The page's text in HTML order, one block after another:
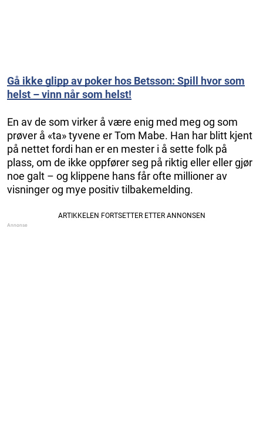
Gå ikke glipp av poker hos Betsson: Spill hvor som
helst – vinn når som helst!
En av de som virker å være enig med meg og som
prøver å «ta» tyvene er Tom Mabe. Han har blitt kjent
på nettet fordi han er en mester i å sette folk på
plass, om de ikke oppfører seg på riktig eller eller gjør
noe galt – og klippene hans får ofte millioner av
visninger og mye positiv tilbakemelding.